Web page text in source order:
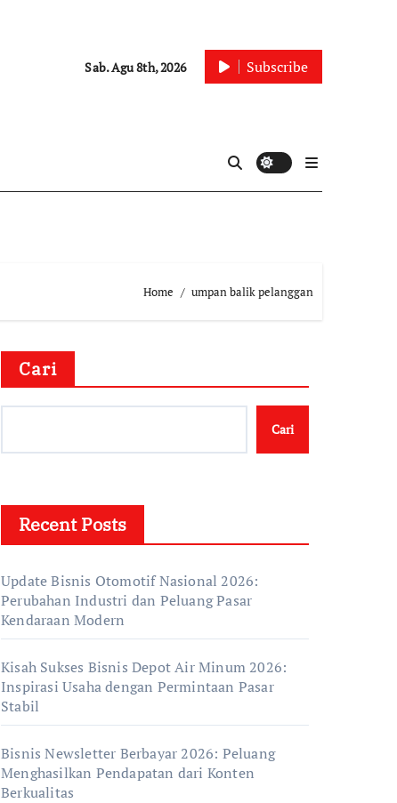
Sab. Agu 8th, 2026 Subscribe
Home umpan balik pelanggan
Cari
Cari
Recent Posts
Update Bisnis Otomotif Nasional 2026:
Perubahan Industri dan Peluang Pasar
Kendaraan Modern
Kisah Sukses Bisnis Depot Air Minum 2026:
Inspirasi Usaha dengan Permintaan Pasar
Stabil
Bisnis Newsletter Berbayar 2026: Peluang
Menghasilkan Pendapatan dari Konten
Berkualitas